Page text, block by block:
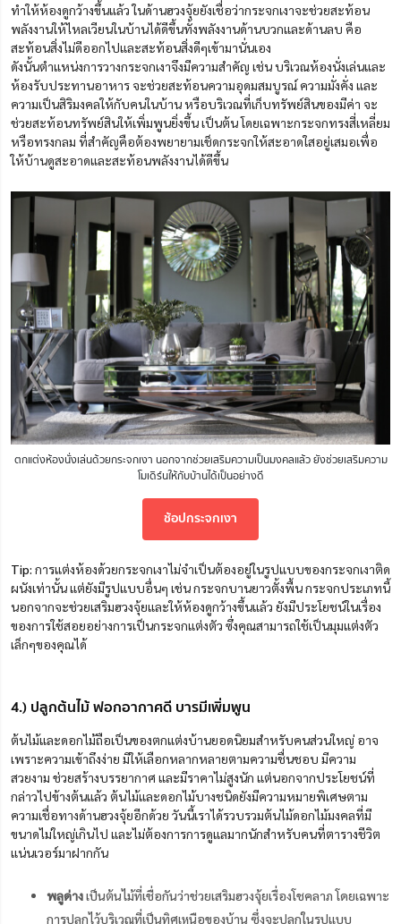
ทำให้ห้องดูกว้างขึ้นแล้ว ในด้านฮวงจุ้ยยังเชื่อว่ากระจกเงาจะช่วยสะท้อน
พลังงานให้ไหลเวียนในบ้านได้ดีขึ้นทั้งพลังงานด้านบวกและด้านลบ คือ
สะท้อนสิ่งไม่ดีออกไปและสะท้อนสิ่งดีๆเข้ามานั่นเอง
ดังนั้นตำแหน่งการวางกระจกเงาจึงมีความสำคัญ เช่น บริเวณห้องนั่งเล่นและ
ห้องรับประทานอาหาร จะช่วยสะท้อนความอุดมสมบูรณ์ ความมั่งคั่ง และ
ความเป็นสิริมงคลให้กับคนในบ้าน หรือบริเวณที่เก็บทรัพย์สินของมีค่า จะ
ช่วยสะท้อนทรัพย์สินให้เพิ่มพูนยิ่งขึ้น เป็นต้น โดยเฉพาะกระจกทรงสี่เหลี่ยม
หรือทรงกลม ที่สำคัญคือต้องพยายามเช็ดกระจกให้สะอาดใสอยู่เสมอเพื่อ
ให้บ้านดูสะอาดและสะท้อนพลังงานได้ดีขึ้น
ตกแต่งห้องนั่งเล่นด้วยกระจกเงา นอกจากช่วยเสริมความเป็นมงคลแล้ว ยังช่วยเสริมความ
โมเดิร์นให้กับบ้านได้เป็นอย่างดี
ช้อปกระจกเงา
Tip: การแต่งห้องด้วยกระจกเงาไม่จำเป็นต้องอยู่ในรูปแบบของกระจกเงาติด
ผนังเท่านั้น แต่ยังมีรูปแบบอื่นๆ เช่น กระจกบานยาวตั้งพื้น กระจกประเภทนี้
นอกจากจะช่วยเสริมฮวงจุ้ยและให้ห้องดูกว้างขึ้นแล้ว ยังมีประโยชน์ในเรื่อง
ของการใช้สอยอย่างการเป็นกระจกแต่งตัว ซึ่งคุณสามารถใช้เป็นมุมแต่งตัว
เล็กๆของคุณได้
4.) ปลูกต้นไม้ ฟอกอากาศดี บารมีเพิ่มพูน
ต้นไม้และดอกไม้ถือเป็นของตกแต่งบ้านยอดนิยมสำหรับคนส่วนใหญ่ อาจ
เพราะความเข้าถึงง่าย มีให้เลือกหลากหลายตามความชื่นชอบ มีความ
สวยงาม ช่วยสร้างบรรยากาศ และมีราคาไม่สูงนัก แต่นอกจากประโยชน์ที่
กล่าวไปข้างต้นแล้ว ต้นไม้และดอกไม้บางชนิดยังมีความหมายพิเศษตาม
ความเชื่อทางด้านฮวงจุ้ยอีกด้วย วันนี้เราได้รวบรวมต้นไม้ดอกไม้มงคลที่มี
ขนาดไม่ใหญ่เกินไป และไม่ต้องการการดูแลมากนักสำหรับคนที่ตารางชีวิต
แน่นเวอร์มาฝากกัน
พลูด่างเป็นต้นไม้ที่เชื่อกันว่าช่วยเสริมฮวงจุ้ยเรื่องโชคลาภ โดยเฉพาะ
การปลูกไว้บริเวณที่เป็นทิศเหนือของบ้าน ซึ่งจะปลูกในรูปแบบ